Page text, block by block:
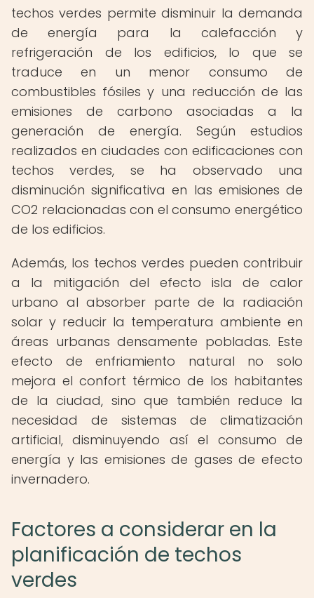
techos verdes permite disminuir la demanda
de energía para la calefacción y
refrigeración de los edificios, lo que se
traduce en un menor consumo de
combustibles fósiles y una reducción de las
emisiones de carbono asociadas a la
generación de energía. Según estudios
realizados en ciudades con edificaciones con
techos verdes, se ha observado una
disminución significativa en las emisiones de
CO2 relacionadas con el consumo energético
de los edificios.
Además, los techos verdes pueden contribuir
a la mitigación del efecto isla de calor
urbano al absorber parte de la radiación
solar y reducir la temperatura ambiente en
áreas urbanas densamente pobladas. Este
efecto de enfriamiento natural no solo
mejora el confort térmico de los habitantes
de la ciudad, sino que también reduce la
necesidad de sistemas de climatización
artificial, disminuyendo así el consumo de
energía y las emisiones de gases de efecto
invernadero.
Factores a considerar en la
planificación de techos
verdes